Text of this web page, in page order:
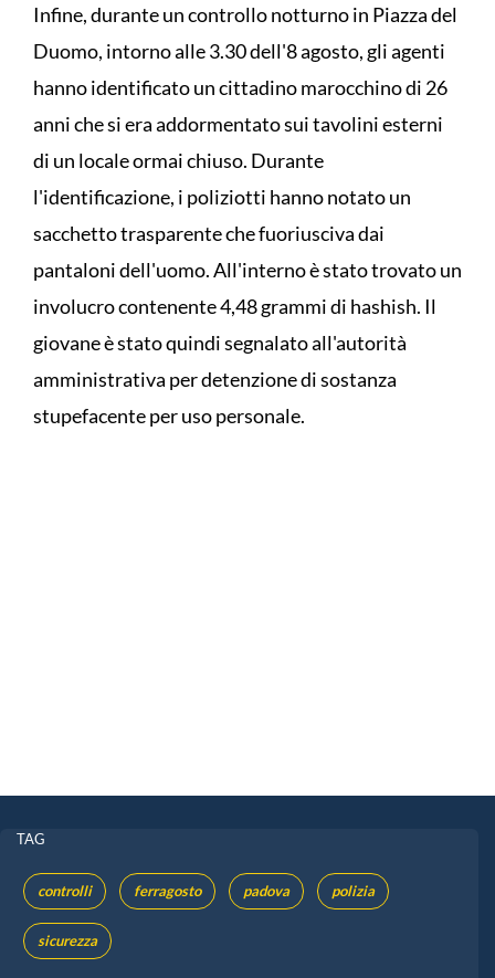
Infine, durante un controllo notturno in Piazza del
Duomo, intorno alle 3.30 dell'8 agosto, gli agenti
hanno identificato un cittadino marocchino di 26
anni che si era addormentato sui tavolini esterni
di un locale ormai chiuso. Durante
l'identificazione, i poliziotti hanno notato un
sacchetto trasparente che fuoriusciva dai
pantaloni dell'uomo. All'interno è stato trovato un
involucro contenente 4,48 grammi di hashish. Il
giovane è stato quindi segnalato all'autorità
amministrativa per detenzione di sostanza
stupefacente per uso personale.
TAG
controlli ferragosto padova polizia
sicurezza